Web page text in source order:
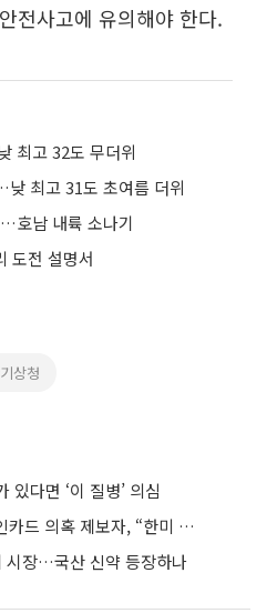
전사고에 유의해야 한다.
최고 32도 무더위
최고 31도 초여름 더위
호남 내륙 소나기
도전 설명서
상청
다면 ‘이 질병’ 의심
한미약품 송영숙 회장 법인카드 의혹 제보자, “한미 잘 되기 바라는 마음”
시장…국산 신약 등장하나